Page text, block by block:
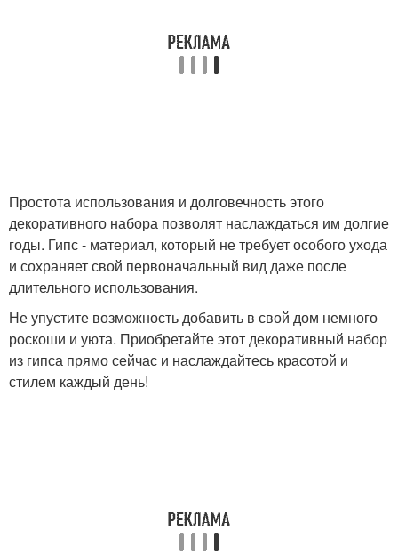
Простота использования и долговечность этого
декоративного набора позволят наслаждаться им долгие
годы. Гипс - материал, который не требует особого ухода
и сохраняет свой первоначальный вид даже после
длительного использования.
Не упустите возможность добавить в свой дом немного
роскоши и уюта. Приобретайте этот декоративный набор
из гипса прямо сейчас и наслаждайтесь красотой и
стилем каждый день!